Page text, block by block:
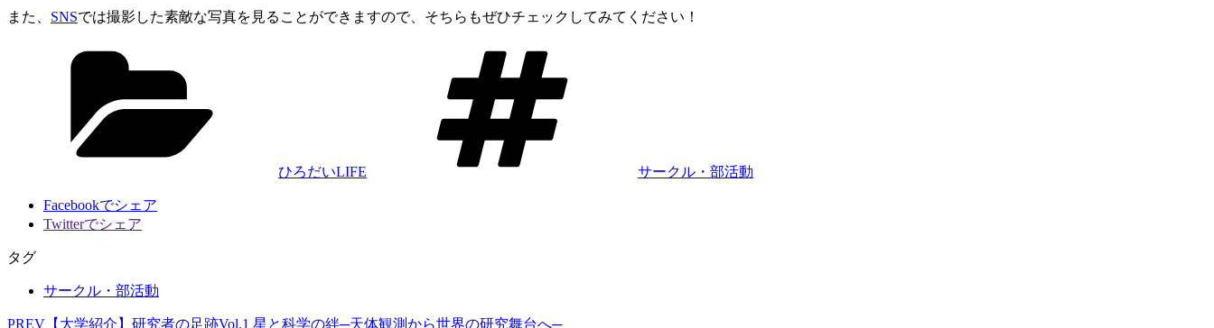
また、 SNSでは撮影した素敵な写真を見ることができますので、そちらもぜひチェックしてみてください！
ひろだいLIFE サークル・部活動
Facebookでシェア
Twitterでシェア
タグ
サークル・部活動
PREV 【大学紹介】研究者の足跡Vol.1 星と科学の絆─天体観測から世界の研究舞台へ─